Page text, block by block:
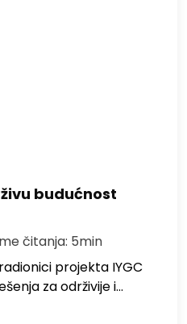
budućnost
čitanja: 5min
projekta IYGC
za održivije i…